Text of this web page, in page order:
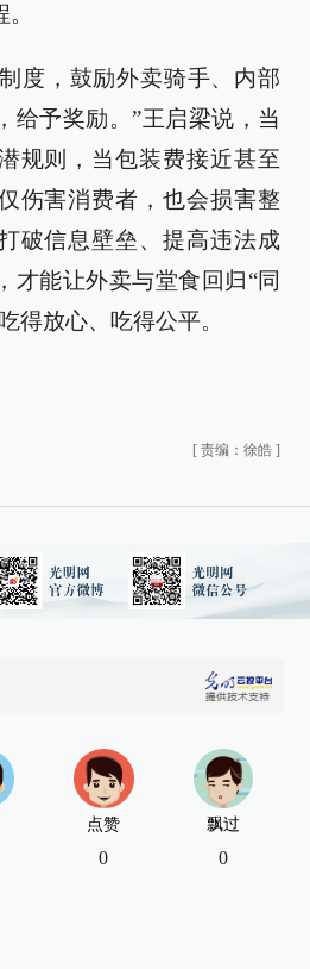
度，鼓励外卖骑手、内部
给予奖励。”王启梁说，当
规则，当包装费接近甚至
伤害消费者，也会损害整
破信息壁垒、提高违法成
才能让外卖与堂食回归“同
得放心、吃得公平。
[ 责编：徐皓 ]
点赞
0
飘过
0